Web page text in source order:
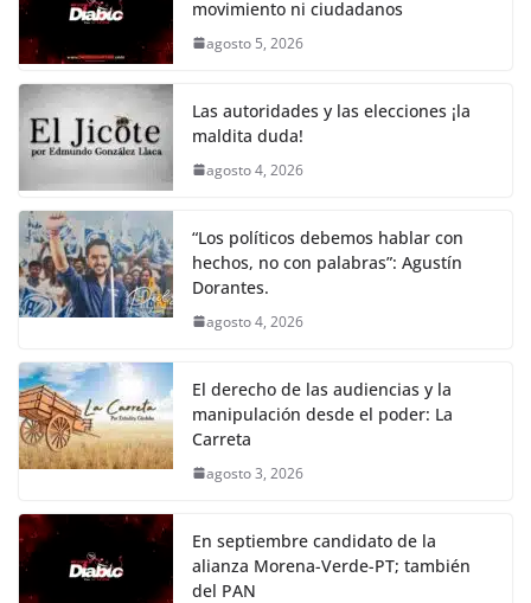
b
o
o
k
A
p
Li
k
a
movimiento ni ciudadanos
agosto 5, 2026
Las autoridades y las elecciones ¡la
maldita duda!
agosto 4, 2026
“Los políticos debemos hablar con
hechos, no con palabras”: Agustín
Dorantes.
agosto 4, 2026
El derecho de las audiencias y la
manipulación desde el poder: La
Carreta
agosto 3, 2026
En septiembre candidato de la
alianza Morena-Verde-PT; también
del PAN